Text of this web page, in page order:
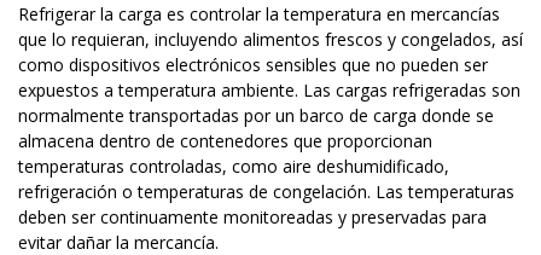
Refrigerar la carga es controlar la temperatura en mercancías
que lo requieran, incluyendo alimentos frescos y congelados, así
como dispositivos electrónicos sensibles que no pueden ser
expuestos a temperatura ambiente. Las cargas refrigeradas son
normalmente transportadas por un barco de carga donde se
almacena dentro de contenedores que proporcionan
temperaturas controladas, como aire deshumidificado,
refrigeración o temperaturas de congelación. Las temperaturas
deben ser continuamente monitoreadas y preservadas para
evitar dañar la mercancía.